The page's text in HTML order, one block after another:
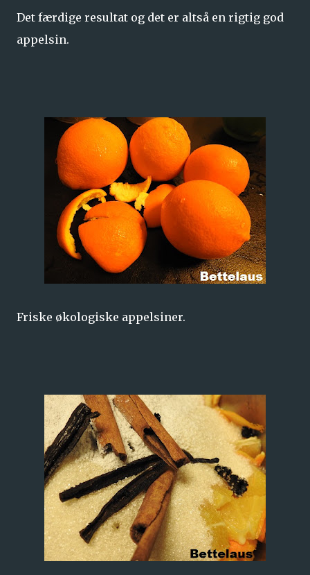
Det færdige resultat og det er altså en rigtig god
appelsin.
Friske økologiske appelsiner.